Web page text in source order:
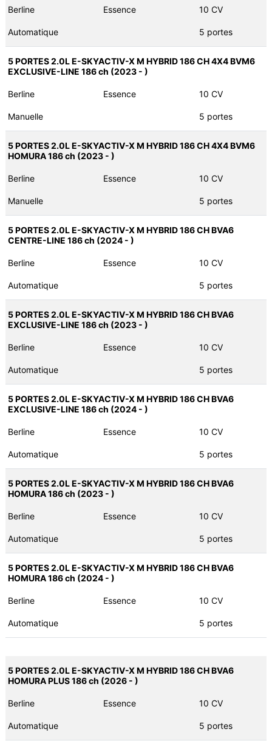
Berline Essence 10 CV
Automatique 5 portes
5 PORTES 2.0L E-SKYACTIV-X M HYBRID 186 CH 4X4 BVM6
EXCLUSIVE-LINE 186 ch (2023 - )
Berline Essence 10 CV
Manuelle 5 portes
5 PORTES 2.0L E-SKYACTIV-X M HYBRID 186 CH 4X4 BVM6
HOMURA 186 ch (2023 - )
Berline Essence 10 CV
Manuelle 5 portes
5 PORTES 2.0L E-SKYACTIV-X M HYBRID 186 CH BVA6
CENTRE-LINE 186 ch (2024 - )
Berline Essence 10 CV
Automatique 5 portes
5 PORTES 2.0L E-SKYACTIV-X M HYBRID 186 CH BVA6
EXCLUSIVE-LINE 186 ch (2023 - )
Berline Essence 10 CV
Automatique 5 portes
5 PORTES 2.0L E-SKYACTIV-X M HYBRID 186 CH BVA6
EXCLUSIVE-LINE 186 ch (2024 - )
Berline Essence 10 CV
Automatique 5 portes
5 PORTES 2.0L E-SKYACTIV-X M HYBRID 186 CH BVA6
HOMURA 186 ch (2023 - )
Berline Essence 10 CV
Automatique 5 portes
5 PORTES 2.0L E-SKYACTIV-X M HYBRID 186 CH BVA6
HOMURA 186 ch (2024 - )
Berline Essence 10 CV
Automatique 5 portes
5 PORTES 2.0L E-SKYACTIV-X M HYBRID 186 CH BVA6
HOMURA PLUS 186 ch (2026 - )
Berline Essence 10 CV
Automatique 5 portes